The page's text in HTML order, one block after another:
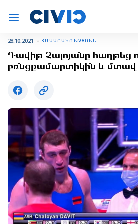
28.10.2021 ՀԱՍԱՐԱԿՈՒԹՅՈՒՆ
Դավիթ Չալոյանը հաղթեց
բռնցքամարտիկին և մտավ